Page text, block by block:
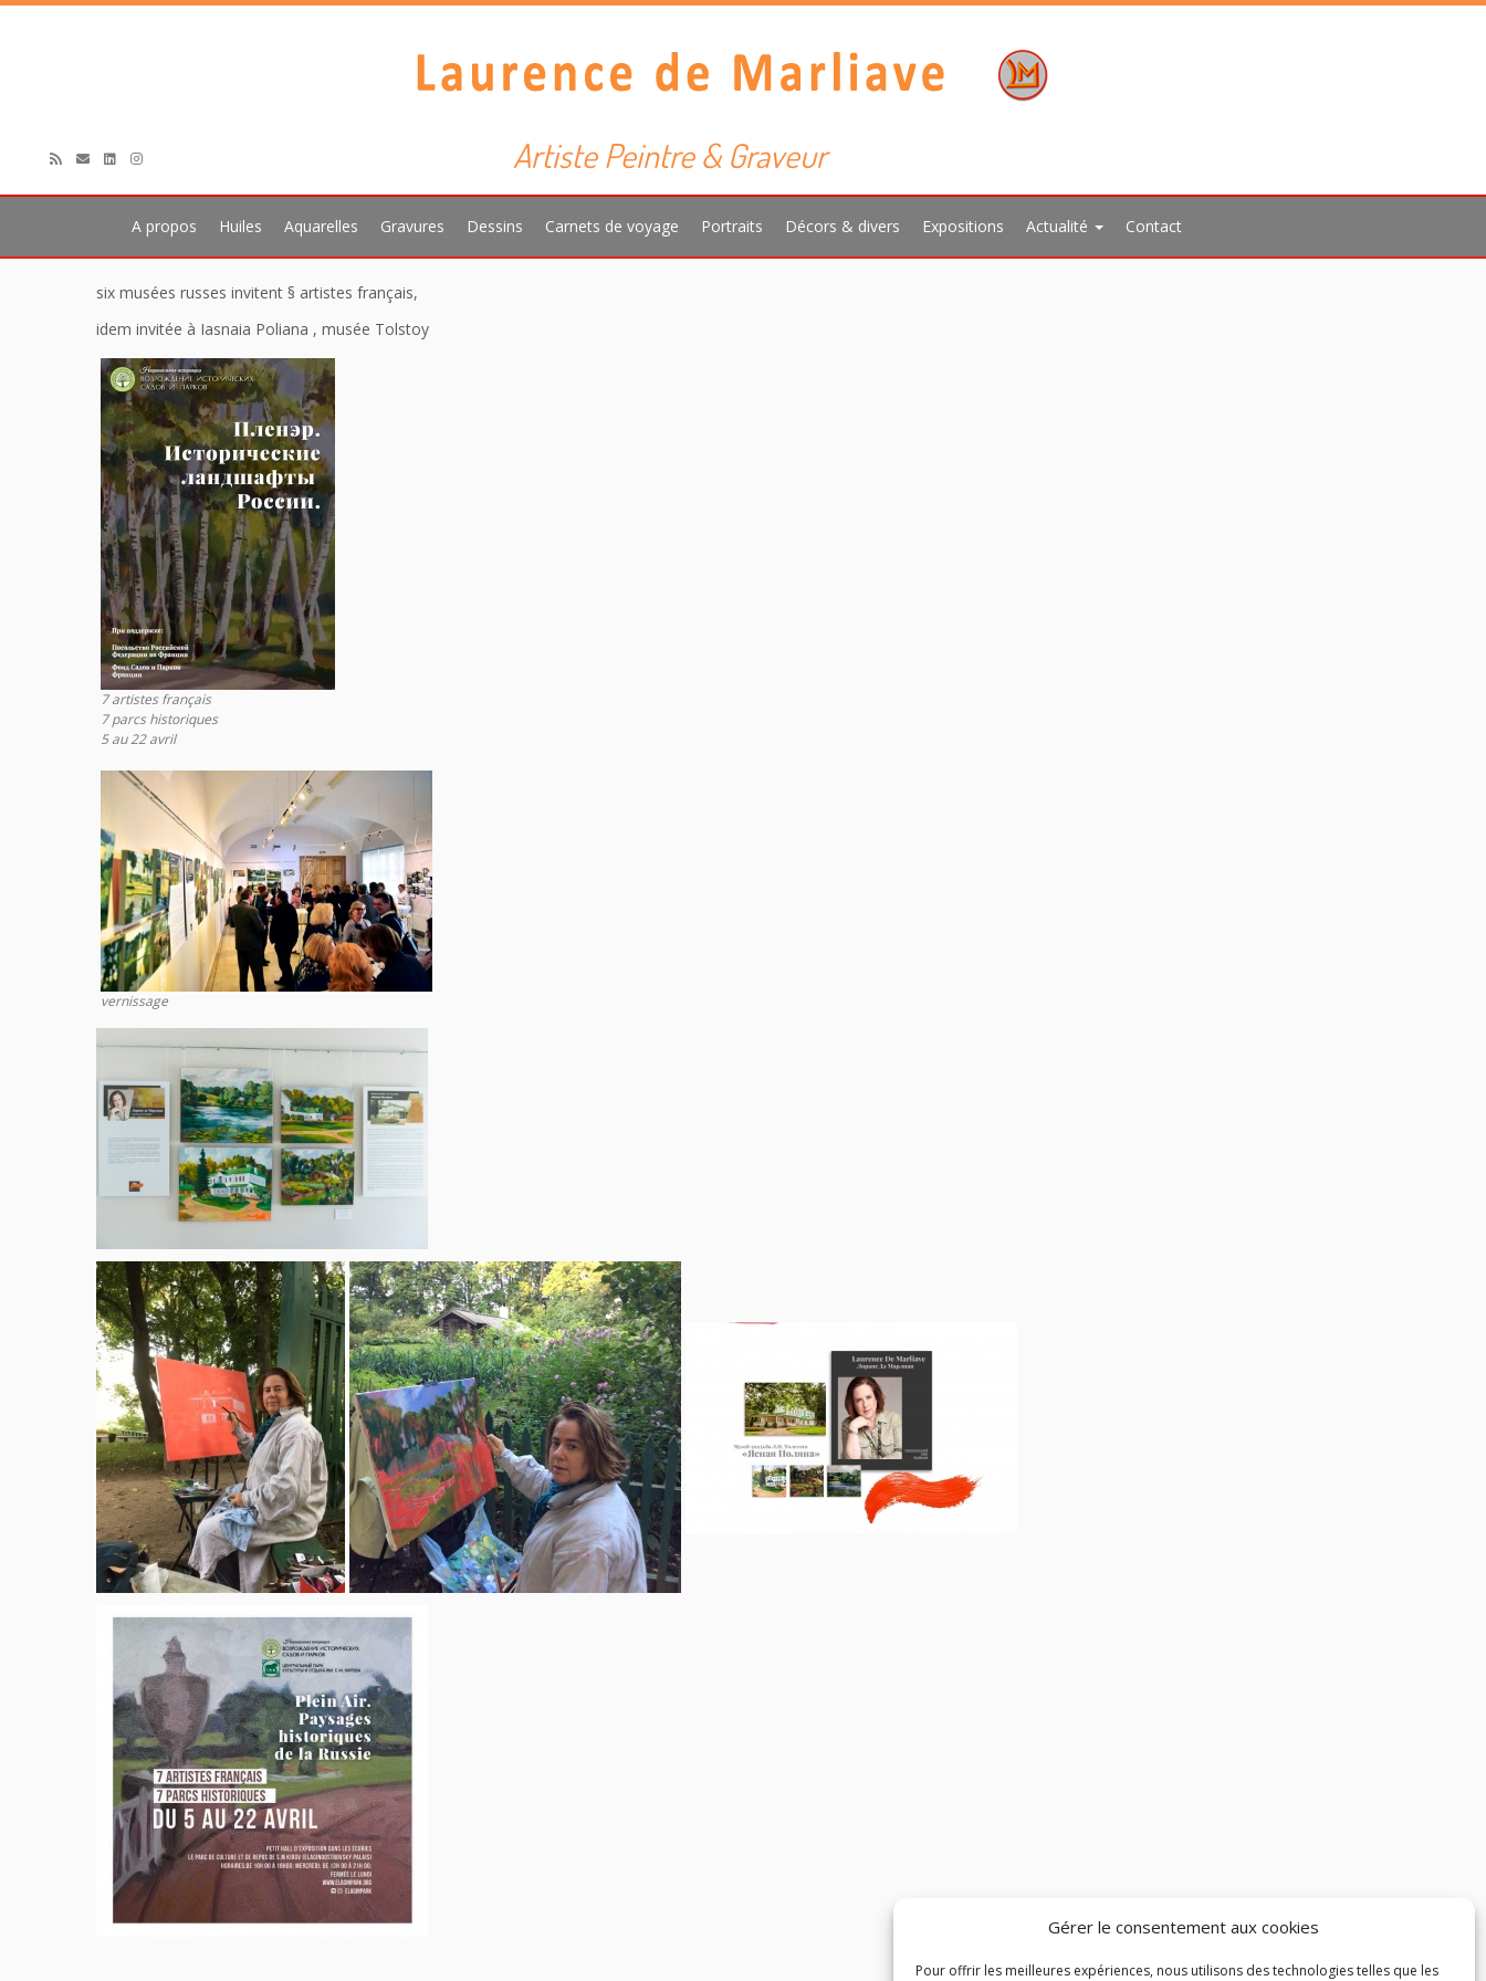
Gérer le consentement aux cookies
Pour offrir les meilleures expériences, nous utilisons des technologies telles que les
Artiste Peintre & Graveur
A propos Huiles Aquarelles Gravures Dessins Carnets de voyage Portraits Décors & divers Expositions Actualité Contact
six musées russes invitent § artistes français,
idem invitée à Iasnaia Poliana , musée Tolstoy
7 artistes français
7 parcs historiques
5 au 22 avril
vernissage